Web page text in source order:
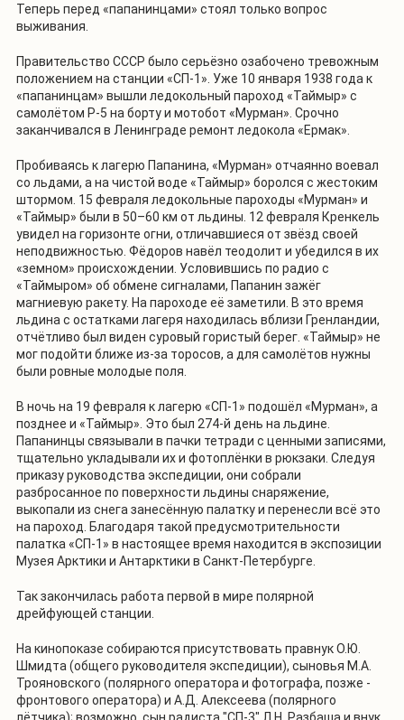
Теперь перед «папанинцами» стоял только вопрос
выживания.
Правительство СССР было серьёзно озабочено тревожным
положением на станции «СП-1». Уже 10 января 1938 года к
«папанинцам» вышли ледокольный пароход «Таймыр» с
самолётом Р-5 на борту и мотобот «Мурман». Срочно
заканчивался в Ленинграде ремонт ледокола «Ермак».
Пробиваясь к лагерю Папанина, «Мурман» отчаянно воевал
со льдами, а на чистой воде «Таймыр» боролся с жестоким
штормом. 15 февраля ледокольные пароходы «Мурман» и
«Таймыр» были в 50–60 км от льдины. 12 февраля Кренкель
увидел на горизонте огни, отличавшиеся от звёзд своей
неподвижностью. Фёдоров навёл теодолит и убедился в их
«земном» происхождении. Условившись по радио с
«Таймыром» об обмене сигналами, Папанин зажёг
магниевую ракету. На пароходе её заметили. В это время
льдина с остатками лагеря находилась вблизи Гренландии,
отчётливо был виден суровый гористый берег. «Таймыр» не
мог подойти ближе из-за торосов, а для самолётов нужны
были ровные молодые поля.
В ночь на 19 февраля к лагерю «СП-1» подошёл «Мурман», а
позднее и «Таймыр». Это был 274-й день на льдине.
Папанинцы связывали в пачки тетради с ценными записями,
тщательно укладывали их и фотоплёнки в рюкзаки. Следуя
приказу руководства экспедиции, они собрали
разбросанное по поверхности льдины снаряжение,
выкопали из снега занесённую палатку и перенесли всё это
на пароход. Благодаря такой предусмотрительности
палатка «СП-1» в настоящее время находится в экспозиции
Музея Арктики и Антарктики в Санкт-Петербурге.
Так закончилась работа первой в мире полярной
дрейфующей станции.
На кинопоказе собираются присутствовать правнук О.Ю.
Шмидта (общего руководителя экспедиции), сыновья М.А.
Трояновского (полярного оператора и фотографа, позже -
фронтового оператора) и А.Д. Алексеева (полярного
лётчика); возможно, сын радиста "СП-3" Л.Н. Разбаша и внук